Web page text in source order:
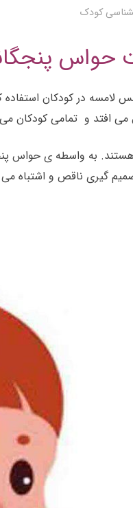
کودک
پنجگانه
لامسه در کودکان
افتد و تمامی کودکان
به واسطه ی حواس
تصمیم گیری ناقص و